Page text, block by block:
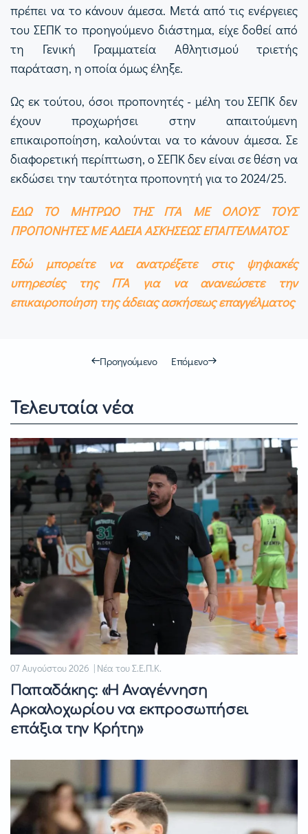
πρέπει να το κάνουν άμεσα. Μετά από τις ενέργειες
του ΣΕΠΚ το προηγούμενο διάστημα, είχε δοθεί από
τη Γενική Γραμματεία Αθλητισμού τριετής
παράταση, η οποία όμως έληξε.
Ως εκ τούτου, όσοι προπονητές - μέλη του ΣΕΠΚ δεν
έχουν προχωρήσει στην απαιτούμενη
επικαιροποίηση, καλούνται να το κάνουν άμεσα. Σε
διαφορετική περίπτωση, ο ΣΕΠΚ δεν είναι σε θέση να
εκδώσει την ταυτότητα προπονητή για το 2024/25.
ΕΔΩ ΤΟ ΜΗΤΡΩΟ ΤΗΣ ΓΓΑ ΜΕ ΟΛΟΥΣ ΤΟΥΣ
ΠΡΟΠΟΝΗΤΕΣ ΜΕ ΑΔΕΙΑ ΑΣΚΗΣΕΩΣ ΕΠΑΓΓΕΛΜΑΤΟΣ
Εδώ μπορείτε να ανατρέξετε στις ψηφιακές
υπηρεσίες της ΓΓΑ για να ανανεώσετε την
επικαιροποίηση της άδειας ασκήσεως επαγγέλματος
Προηγούμενο Επόμενο
Τελευταία νέα
07 Αυγούστου 2026 | Νέα του Σ.Ε.Π.Κ.
Παπαδάκης: «Η Αναγέννηση
Αρκαλοχωρίου να εκπροσωπήσει
επάξια την Κρήτη»